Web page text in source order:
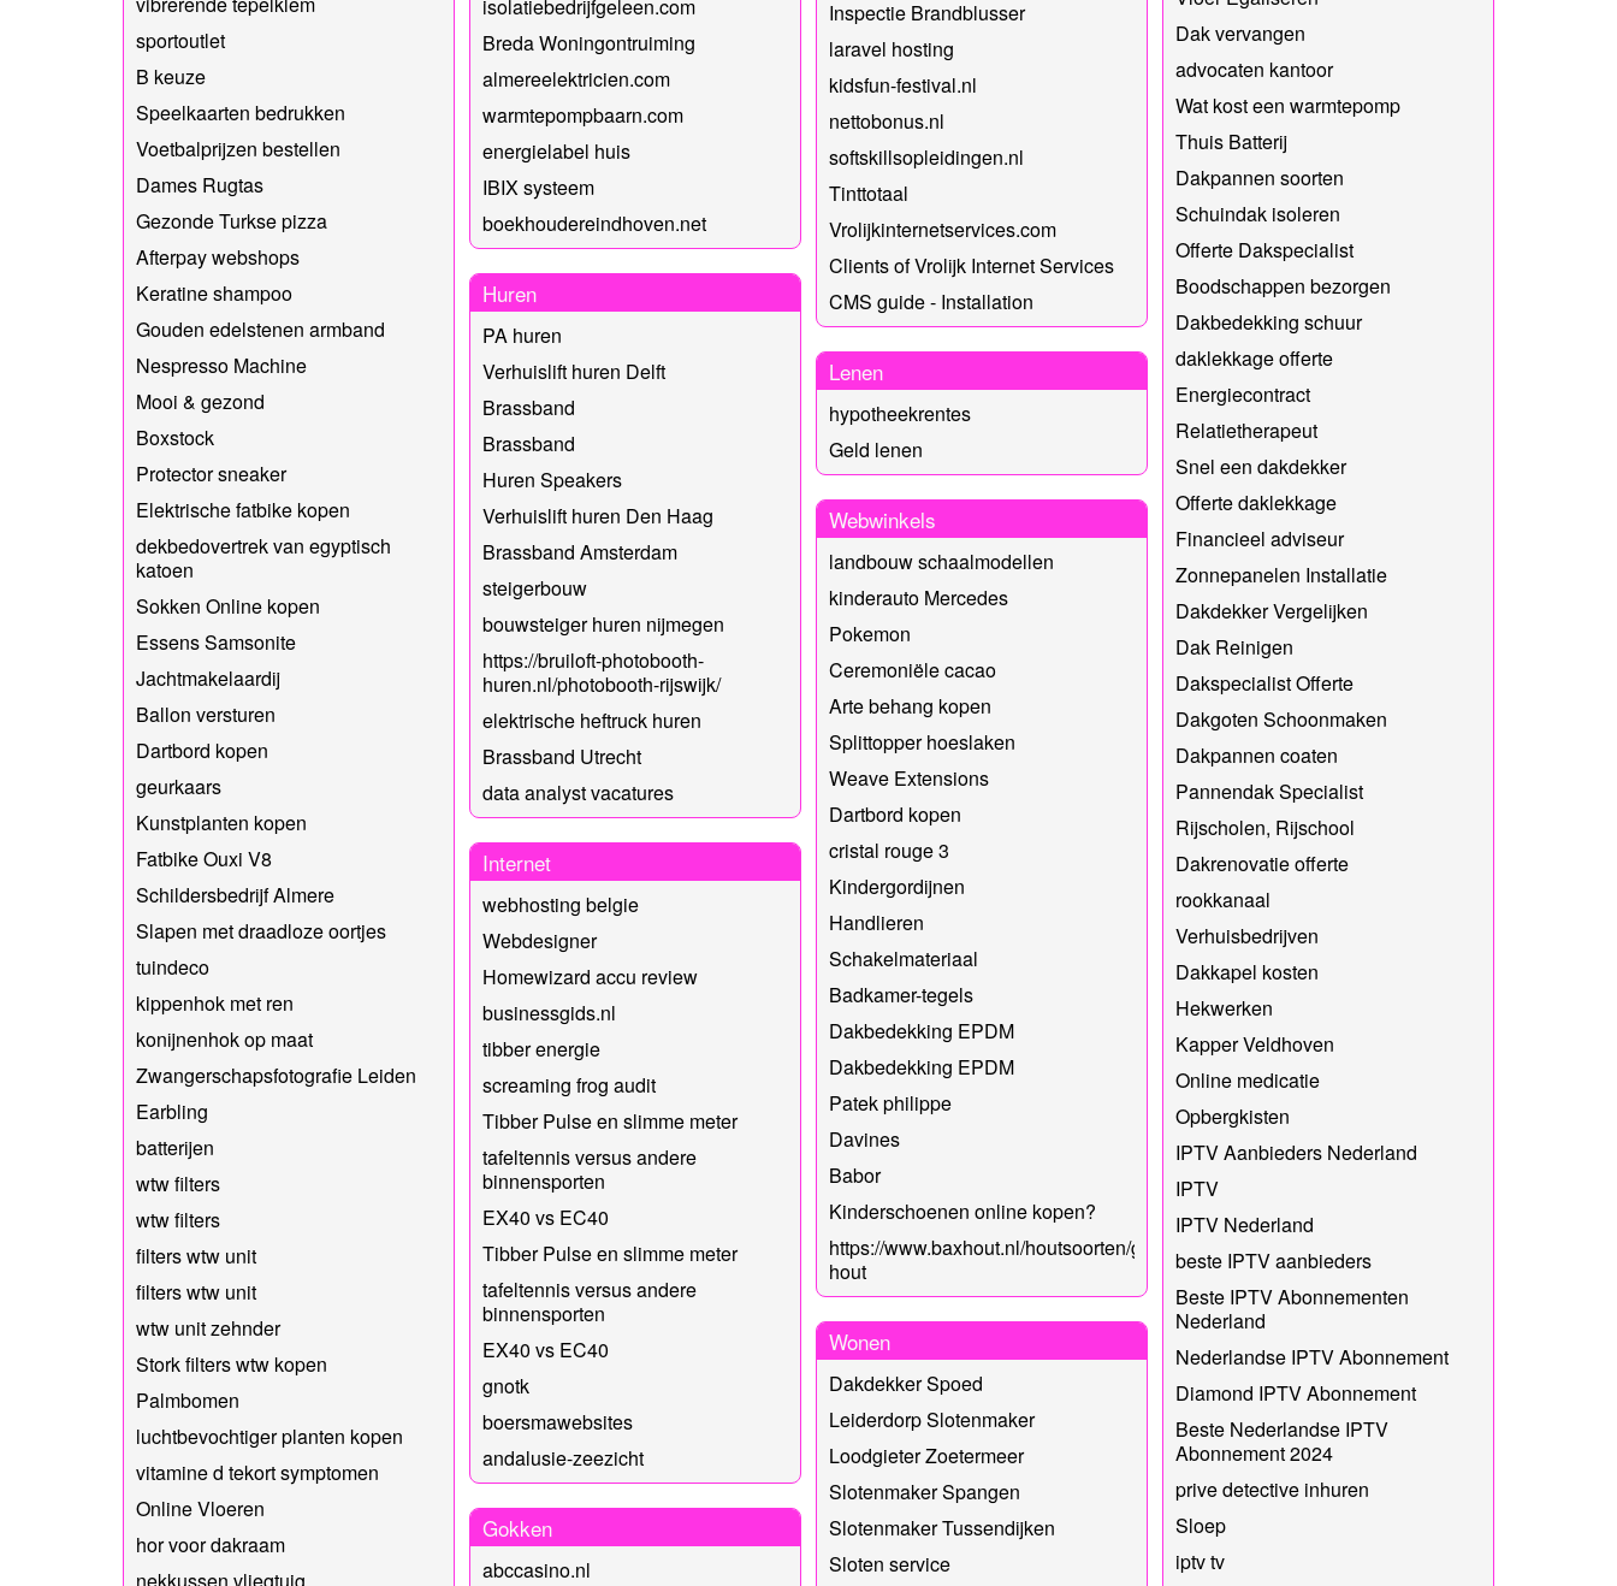
sportoutlet
B keuze
Speelkaarten bedrukken
Voetbalprijzen bestellen
Dames Rugtas
Gezonde Turkse pizza
Afterpay webshops
Keratine shampoo
Gouden edelstenen armband
Nespresso Machine
Mooi & gezond
Boxstock
Protector sneaker
Elektrische fatbike kopen
dekbedovertrek van egyptisch
katoen
Sokken Online kopen
Essens Samsonite
Jachtmakelaardij
Ballon versturen
Dartbord kopen
geurkaars
Kunstplanten kopen
Fatbike Ouxi V8
Schildersbedrijf Almere
Slapen met draadloze oortjes
tuindeco
kippenhok met ren
konijnenhok op maat
Zwangerschapsfotografie Leiden
Earbling
batterijen
wtw filters
wtw filters
filters wtw unit
filters wtw unit
wtw unit zehnder
Stork filters wtw kopen
Palmbomen
luchtbevochtiger planten kopen
vitamine d tekort symptomen
Online Vloeren
hor voor dakraam
isolatiebedrijfgeleen.com
Breda Woningontruiming
almereelektricien.com
warmtepompbaarn.com
energielabel huis
IBIX systeem
boekhoudereindhoven.net
Huren
PA huren
Verhuislift huren Delft
Brassband
Brassband
Huren Speakers
Verhuislift huren Den Haag
Brassband Amsterdam
steigerbouw
bouwsteiger huren nijmegen
https://bruiloft-photobooth-
huren.nl/photobooth-rijswijk/
elektrische heftruck huren
Brassband Utrecht
data analyst vacatures
Internet
webhosting belgie
Webdesigner
Homewizard accu review
businessgids.nl
tibber energie
screaming frog audit
Tibber Pulse en slimme meter
tafeltennis versus andere
binnensporten
EX40 vs EC40
Tibber Pulse en slimme meter
tafeltennis versus andere
binnensporten
EX40 vs EC40
gnotk
boersmawebsites
andalusie-zeezicht
Gokken
abccasino.nl
Inspectie Brandblusser
laravel hosting
kidsfun-festival.nl
nettobonus.nl
softskillsopleidingen.nl
Tinttotaal
Vrolijkinternetservices.com
Clients of Vrolijk Internet Services
CMS guide - Installation
Lenen
hypotheekrentes
Geld lenen
Webwinkels
landbouw schaalmodellen
kinderauto Mercedes
Pokemon
Ceremoniële cacao
Arte behang kopen
Splittopper hoeslaken
Weave Extensions
Dartbord kopen
cristal rouge 3
Kindergordijnen
Handlieren
Schakelmateriaal
Badkamer-tegels
Dakbedekking EPDM
Dakbedekking EPDM
Patek philippe
Davines
Babor
Kinderschoenen online kopen?
https://www.baxhout.nl/houtsoorten/grenen-
hout
Wonen
Dakdekker Spoed
Leiderdorp Slotenmaker
Loodgieter Zoetermeer
Slotenmaker Spangen
Slotenmaker Tussendijken
Sloten service
Dak vervangen
advocaten kantoor
Wat kost een warmtepomp
Thuis Batterij
Dakpannen soorten
Schuindak isoleren
Offerte Dakspecialist
Boodschappen bezorgen
Dakbedekking schuur
daklekkage offerte
Energiecontract
Relatietherapeut
Snel een dakdekker
Offerte daklekkage
Financieel adviseur
Zonnepanelen Installatie
Dakdekker Vergelijken
Dak Reinigen
Dakspecialist Offerte
Dakgoten Schoonmaken
Dakpannen coaten
Pannendak Specialist
Rijscholen, Rijschool
Dakrenovatie offerte
rookkanaal
Verhuisbedrijven
Dakkapel kosten
Hekwerken
Kapper Veldhoven
Online medicatie
Opbergkisten
IPTV Aanbieders Nederland
IPTV
IPTV Nederland
beste IPTV aanbieders
Beste IPTV Abonnementen
Nederland
Nederlandse IPTV Abonnement
Diamond IPTV Abonnement
Beste Nederlandse IPTV
Abonnement 2024
prive detective inhuren
Sloep
iptv tv